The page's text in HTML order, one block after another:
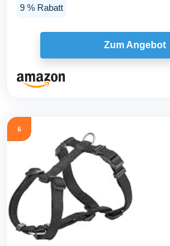
9 % Rabatt
Zum Angebot
6